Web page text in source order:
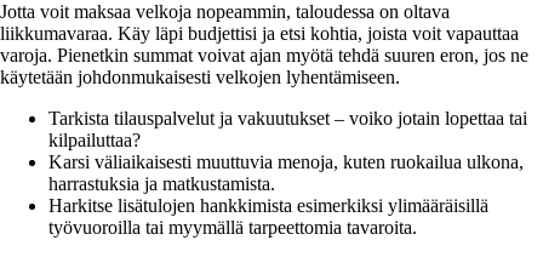
Jotta voit maksaa velkoja nopeammin, taloudessa on oltava
liikkumavaraa. Käy läpi budjettisi ja etsi kohtia, joista voit vapauttaa
varoja. Pienetkin summat voivat ajan myötä tehdä suuren eron, jos ne
käytetään johdonmukaisesti velkojen lyhentämiseen.
Tarkista tilauspalvelut ja vakuutukset – voiko jotain lopettaa tai
kilpailuttaa?
Karsi väliaikaisesti muuttuvia menoja, kuten ruokailua ulkona,
harrastuksia ja matkustamista.
Harkitse lisätulojen hankkimista esimerkiksi ylimääräisillä
työvuoroilla tai myymällä tarpeettomia tavaroita.